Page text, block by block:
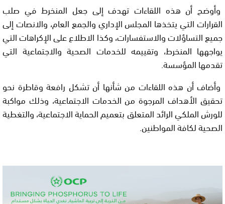
وأوضح أن هذه اللقاءات تهدف إلى جعل المنخرط في صلب
القرارات التي يتخذها المجلس الإداري والجمع العام، والانصات إلى
جميع التساؤلات والاستفسارات، وكذا الاطلاع على الإكراهات التي
يواجهها المنخرط، وتقييمه للخدمات الصحية والاجتماعية التي
تقدمها المؤسسة.
وأضاف أن هذه اللقاءات من شأنها أن تشكل رافعة وقاطرة نحو
تحقيق الأهداف المرجوة من الخدمات الاجتماعية، وذلك مواكبة
للورش الملكي الرائد المتعلق بتعميم الحماية الاجتماعية، والتغطية
الصحية لكافة المواطنين.